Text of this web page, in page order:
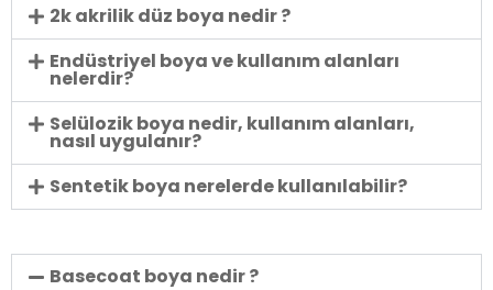
2k akrilik düz boya nedir ?
Endüstriyel boya ve kullanım alanları
nelerdir?
Selülozik boya nedir, kullanım alanları,
nasıl uygulanır?
Sentetik boya nerelerde kullanılabilir?
Basecoat boya nedir ?